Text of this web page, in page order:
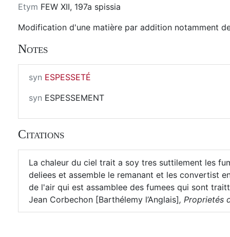
Etym FEW XII, 197a spissia
Modification d'une matière par addition notamment
Notes
syn ESPESSETÉ
syn ESPESSEMENT
Citations
La chaleur du ciel trait a soy tres suttilement les
deliees et assemble le remanant et les convertist
de l'air qui est assamblee des fumees qui sont
Jean Corbechon [Barthélemy l’Anglais], Proprietés